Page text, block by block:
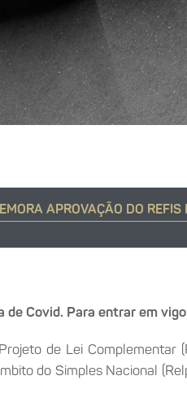
APROVAÇÃO DO REFIS
Covid. Para entrar em
de Lei
do Simples Nacional